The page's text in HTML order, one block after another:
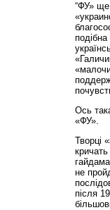
“ФУ» ще
Ось
«ФУ».
Творці
не
після